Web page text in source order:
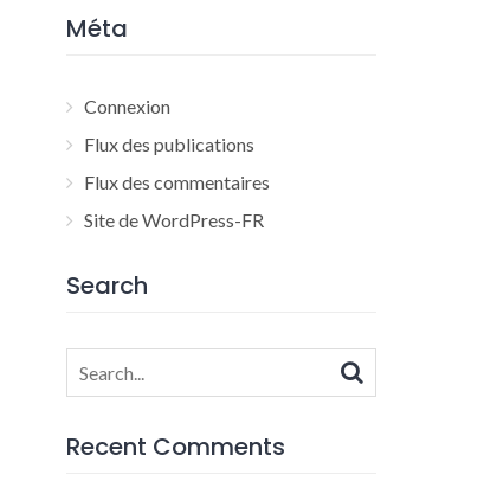
Méta
Connexion
Flux des publications
Flux des commentaires
Site de WordPress-FR
Search
Search
for:
Recent Comments